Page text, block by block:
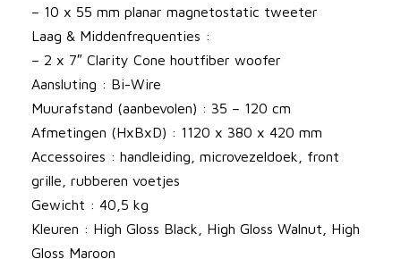
s
a
a
n
t
a
l
– 10 x 55 mm planar magnetostatic tweeter
Laag & Middenfrequenties :
– 2 x 7″ Clarity Cone houtfiber woofer
Aansluting : Bi-Wire
Muurafstand (aanbevolen) : 35 – 120 cm
Afmetingen (HxBxD) : 1120 x 380 x 420 mm
Accessoires : handleiding, microvezeldoek, front
grille, rubberen voetjes
Gewicht : 40,5 kg
Kleuren : High Gloss Black, High Gloss Walnut, High
Gloss Maroon